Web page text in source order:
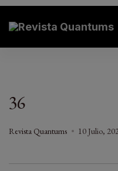
Revista
Todo sobre Moda,
36
Revista Quantums 10 Julio,